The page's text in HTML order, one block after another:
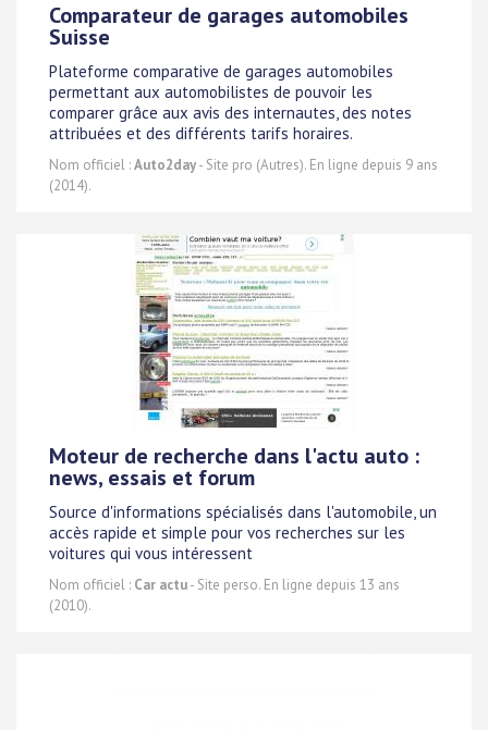
Comparateur de garages automobiles
Suisse
Plateforme comparative de garages automobiles
permettant aux automobilistes de pouvoir les
comparer grâce aux avis des internautes, des notes
attribuées et des différents tarifs horaires.
Nom officiel :Auto2day- Site pro (Autres). En ligne depuis 9 ans
(2014).
Moteur de recherche dans l'actu auto :
news, essais et forum
Source d'informations spécialisés dans l'automobile, un
accès rapide et simple pour vos recherches sur les
voitures qui vous intéressent
Nom officiel : Car actu- Site perso. En ligne depuis 13 ans
(2010).